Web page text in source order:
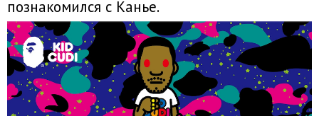
познакомился с Канье.